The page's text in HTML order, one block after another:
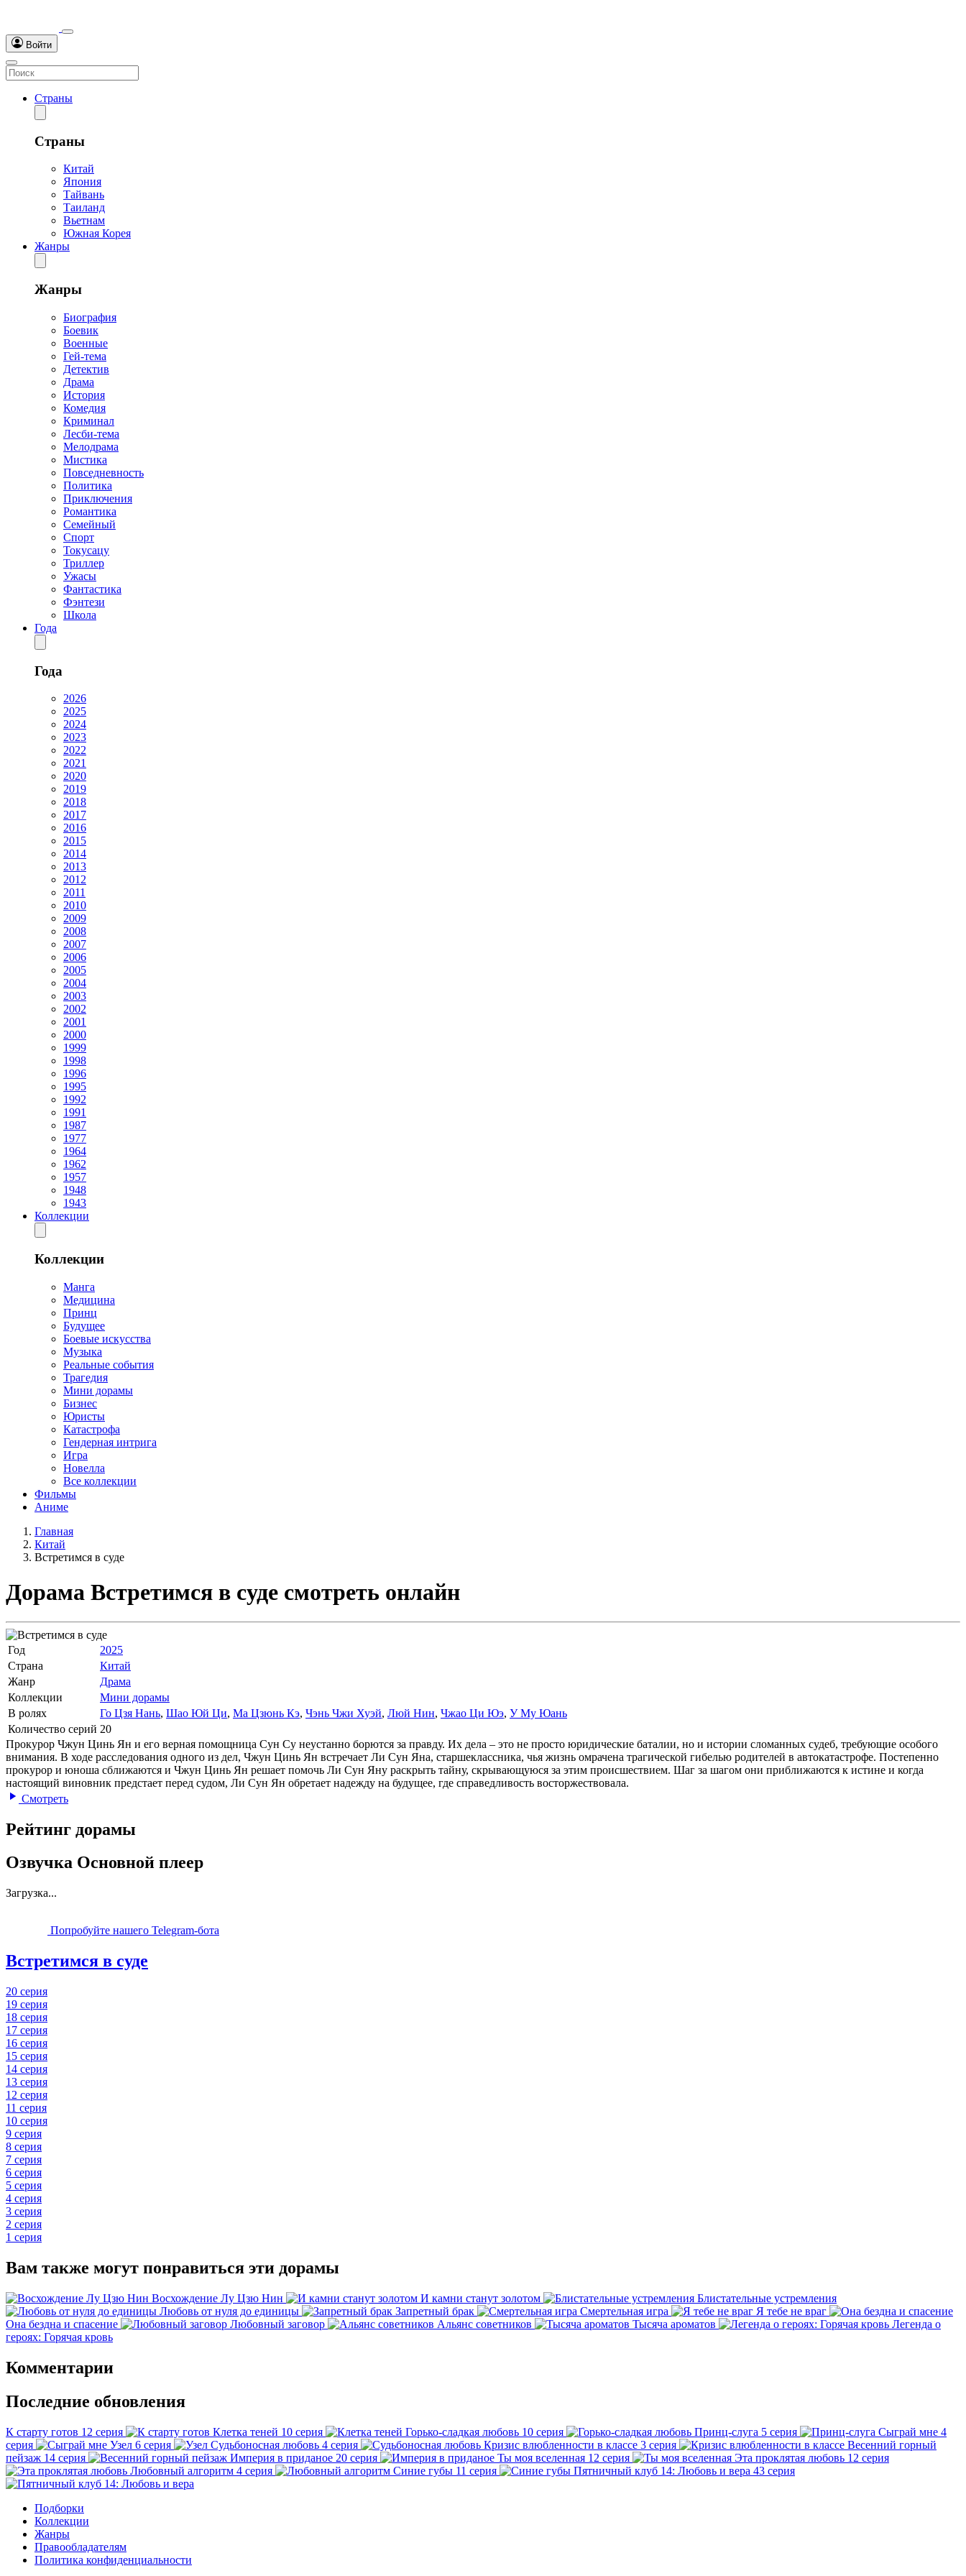
Войти
Страны
Страны
Китай
Япония
Тайвань
Таиланд
Вьетнам
Южная Корея
Жанры
Жанры
Биография
Боевик
Военные
Гей-тема
Детектив
Драма
История
Комедия
Криминал
Лесби-тема
Мелодрама
Мистика
Повседневность
Политика
Приключения
Романтика
Семейный
Спорт
Токусацу
Триллер
Ужасы
Фантастика
Фэнтези
Школа
Года
Года
2026
2025
2024
2023
2022
2021
2020
2019
2018
2017
2016
2015
2014
2013
2012
2011
2010
2009
2008
2007
2006
2005
2004
2003
2002
2001
2000
1999
1998
1996
1995
1992
1991
1987
1977
1964
1962
1957
1948
1943
Коллекции
Коллекции
Манга
Медицина
Принц
Будущее
Боевые искусства
Музыка
Реальные события
Трагедия
Мини дорамы
Бизнес
Юристы
Катастрофа
Гендерная интрига
Игра
Новелла
Все коллекции
Фильмы
Аниме
Главная
Китай
Встретимся в суде
Дорама Встретимся в суде смотреть онлайн
Год
2025
Страна
Китай
Жанр
Драма
Коллекции
Мини дорамы
В ролях
Го Цзя Нань, Шао Юй Ци, Ма Цзюнь Кэ, Чэнь Чжи Хуэй, Люй Нин, Чжао Ци Юэ, У Му Юань
Количество серий 20
Прокурор Чжун Цинь Ян и его верная помощница Сун Су неустанно борются за правду. Их дела – это не просто юридические баталии, но и истории сломанных судеб, требующие особого
внимания. В ходе расследования одного из дел, Чжун Цинь Ян встречает Ли Сун Яна, старшеклассника, чья жизнь омрачена трагической гибелью родителей в автокатастрофе. Постепенно
прокурор и юноша сближаются и Чжун Цинь Ян решает помочь Ли Сун Яну раскрыть тайну, скрывающуюся за этим происшествием. Шаг за шагом они приближаются к истине и когда
настоящий виновник предстает перед судом, Ли Сун Ян обретает надежду на будущее, где справедливость восторжествовала.
Смотреть
Рейтинг дорамы
Озвучка Основной плеер
Загрузка...
Попробуйте нашего Telegram-бота
Встретимся в суде
20 серия
19 серия
18 серия
17 серия
16 серия
15 серия
14 серия
13 серия
12 серия
11 серия
10 серия
9 серия
8 серия
7 серия
6 серия
5 серия
4 серия
3 серия
2 серия
1 серия
Вам также могут понравиться эти дорамы
Восхождение Лу Цзю Нин И камни станут золотом
Блистательные устремления
Любовь от нуля до единицы
Запретный брак Смертельная игра
Я тебе не враг
Она бездна и спасение
Любовный заговор Альянс советников Тысяча ароматов
Легенда о
героях: Горячая кровь
Комментарии
Последние обновления
К старту готов 12 серия Клетка теней 10 серия Горько-сладкая любовь 10 серия Принц-слуга 5 серия Сыграй мне 4
серия
Узел 6 серия Судьбоносная любовь 4 серия Кризис влюбленности в классе 3 серия
Весенний горный
пейзаж 14 серия Империя в приданое 20 серия Ты моя вселенная 12 серия Эта проклятая любовь 12 серия
Любовный алгоритм 4 серия Синие губы 11 серия Пятничный клуб 14: Любовь и вера 43 серия
Подборки
Коллекции
Жанры
Правообладателям
Политика конфиденциальности